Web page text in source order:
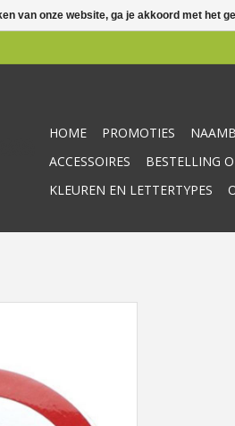
HOME PROMOTIES
ACCESSOIRES
BESTELLING
KLEUREN EN LETTERTYPES
van onze website, ga je akkoord met het